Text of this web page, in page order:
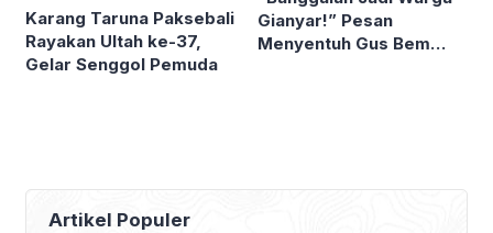
Karang Taruna Paksebali
Rayakan Ultah ke-37,
Gelar Senggol Pemuda
Gianyar!” Pesan
Menyentuh Gus Bem
Artikel Populer